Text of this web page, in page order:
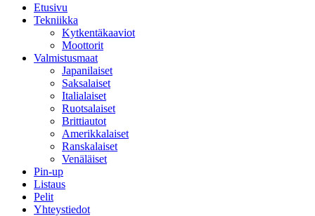
Etusivu
Tekniikka
Kytkentäkaaviot
Moottorit
Valmistusmaat
Japanilaiset
Saksalaiset
Italialaiset
Ruotsalaiset
Brittiautot
Amerikkalaiset
Ranskalaiset
Venäläiset
Pin-up
Listaus
Pelit
Yhteystiedot